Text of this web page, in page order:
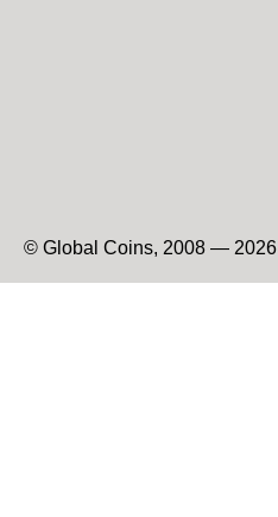
© Global Coins, 2008 — 2026